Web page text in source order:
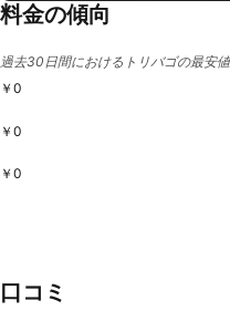
料金の傾向
過去30日間におけるトリバゴの最安
￥0
￥0
￥0
口コミ